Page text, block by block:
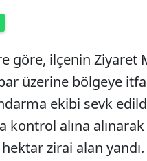
göre, ilçenin Ziyaret
üzerine bölgeye
ekibi sevk
kontrol alına
zirai alan yandı.